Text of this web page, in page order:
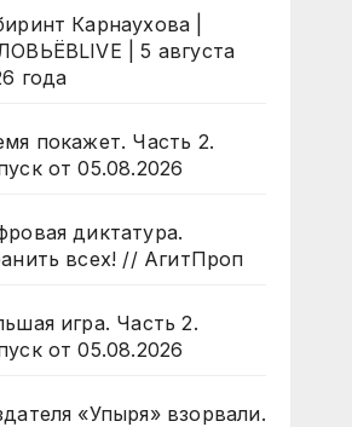
Карнаухова |
| 5 августа
года
покажет. Часть 2.
от 05.08.2026
диктатура.
всех! // АгитПроп
игра. Часть 2.
от 05.08.2026
«Упыря» взорвали.